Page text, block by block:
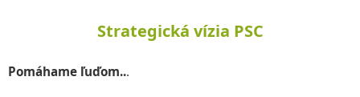
Strategická vízia PSC
Pomáhame ľuďom...